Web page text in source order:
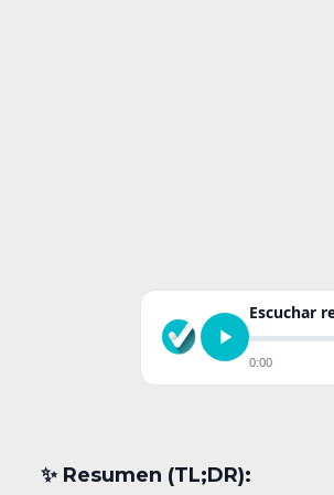
Escuchar
0:00
✨︎ Resumen (TL;DR):